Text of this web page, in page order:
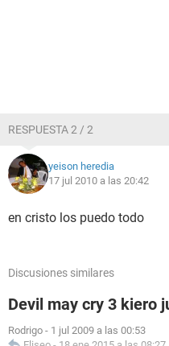
RESPUESTA 2 / 2
yeison heredia
17 jul 2010 a las 20:42
en cristo los puedo todo
Discusiones similares
Devil may cry 3 kiero
Rodrigo - 1 jul 2009 a las 00:53